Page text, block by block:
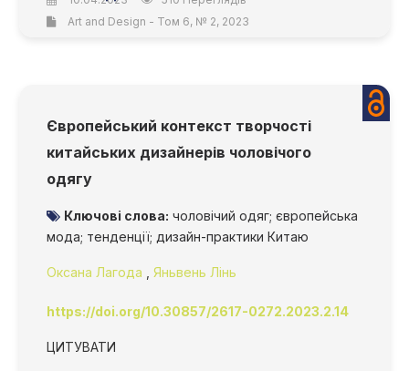
Art and Design - Том 6, № 2, 2023
Європейський контекст творчості
китайських дизайнерів чоловічого
одягу
Ключові слова: чоловічий одяг; європейська
мода; тенденції; дизайн-практики Китаю
Оксана Лагода Яньвень Лінь
https://doi.org/10.30857/2617-0272.2023.2.14
ЦИТУВАТИ